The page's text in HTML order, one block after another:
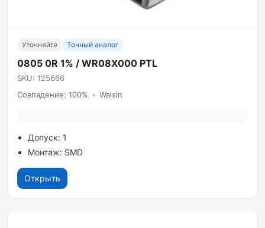
Уточняйте Точный аналог
0805 0R 1% / WR08X000 PTL
SKU: 125666
Совпадение: 100% • Walsin
Допуск: 1
Монтаж: SMD
Открыть